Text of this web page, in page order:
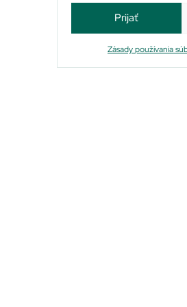
Prijať
Zásady používania